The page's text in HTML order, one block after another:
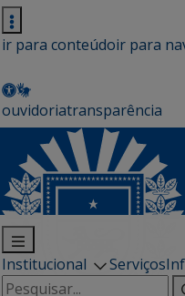
ir para conteúdoir para
ouvidoriatransparência
Institucional Serviços
Pesquisar